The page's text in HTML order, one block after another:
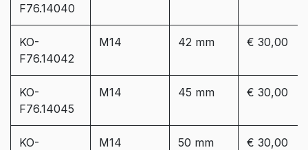
F76.14040
KO-
F76.14042
M14 42 mm € 30,00
KO-
F76.14045
M14 45 mm € 30,00
KO-
M14 50 mm € 30,00